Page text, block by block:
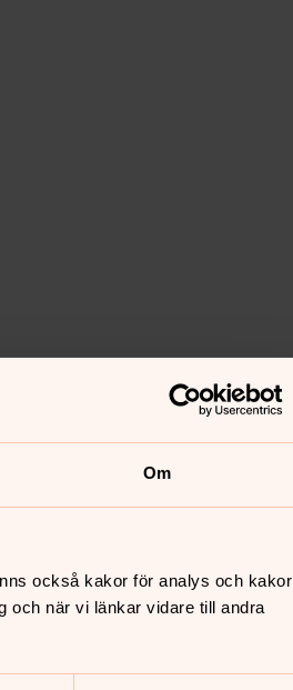
Om
också kakor för analys och kakor
och när vi länkar vidare till andra